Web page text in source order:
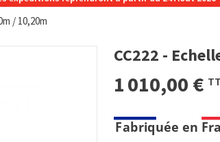
/ 10,20m
CC222 -
1 010,00 €